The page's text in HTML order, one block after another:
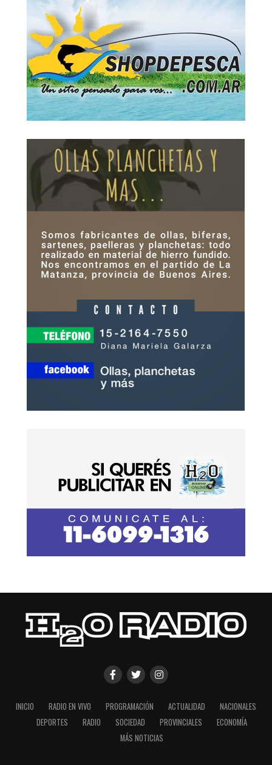
INICIO RADIO EN VIVO PROGRAMACIÓN ACTUALIDAD
NACIONALES
DEPORTES
RADIO SOCIEDAD PROVINCIALES
ECONOMÍA
MÁS NOTICIAS